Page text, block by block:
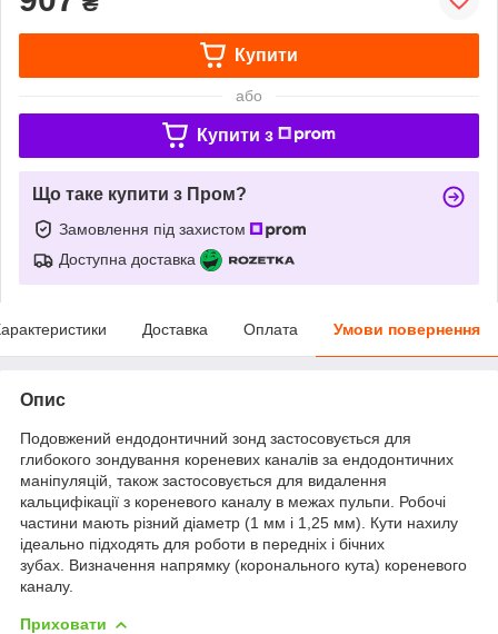
Купити
або
Купити з
Що таке купити з Пром?
Замовлення під захистом
Доступна доставка
Доставка Оплата Умови повернення
Опис
Подовжений ендодонтичний зонд застосовується для
глибокого зондування кореневих каналів за ендодонтичних
маніпуляцій, також застосовується для видалення
кальцифікації з кореневого каналу в межах пульпи. Робочі
частини мають різний діаметр (1 мм і 1,25 мм). Кути нахилу
ідеально підходять для роботи в передніх і бічних
зубах. Визначення напрямку (коронального кута) кореневого
каналу.
Приховати